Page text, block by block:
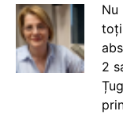
Nu
toți
2